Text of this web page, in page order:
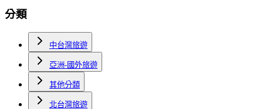
分類
中台灣旅遊
亞洲-國外旅遊
其他分類
北台灣旅遊